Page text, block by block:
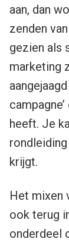
aan, dan
zenden
gezien als
marketing
heeft. Je
krijgt.
Het mixen
ook terug
onderdeel